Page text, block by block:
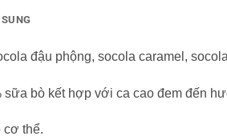
đậu phộng, socola caramel,
bò kết hợp với ca cao đem đến
cơ thể.